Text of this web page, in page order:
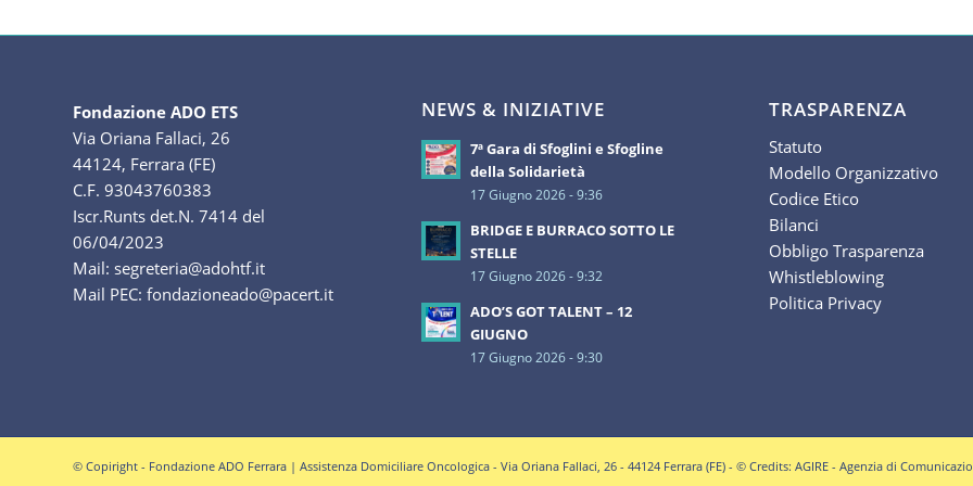
Fondazione ADO ETS
Via Oriana Fallaci, 26
44124, Ferrara (FE)
C.F. 93043760383
Iscr.Runts det.N. 7414 del
06/04/2023
Mail: segreteria@adohtf.it
Mail PEC: fondazioneado@pacert.it
NEWS & INIZIATIVE
7ª Gara di Sfoglini e Sfogline
della Solidarietà
17 Giugno 2026 - 9:36
BRIDGE E BURRACO SOTTO LE
STELLE
17 Giugno 2026 - 9:32
ADO’S GOT TALENT – 12
GIUGNO
17 Giugno 2026 - 9:30
TRASPARENZA
Statuto
Modello Organizzativo
Codice Etico
Bilanci
Obbligo Trasparenza
Whistleblowing
Politica Privacy
© Copiright - Fondazione ADO Ferrara | Assistenza Domiciliare Oncologica - Via Oriana Fallaci, 26 - 44124 Ferrara (FE) - © Credits: AGIRE - Agenzia di